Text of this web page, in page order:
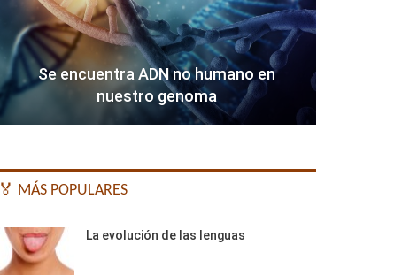
Se encuentra ADN no humano en
nuestro genoma
🏅 MÁS POPULARES
La evolución de las lenguas